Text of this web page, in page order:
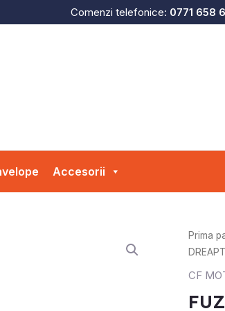
Comenzi telefonice: 0771 658
Accesorii
Prima
CF
CF